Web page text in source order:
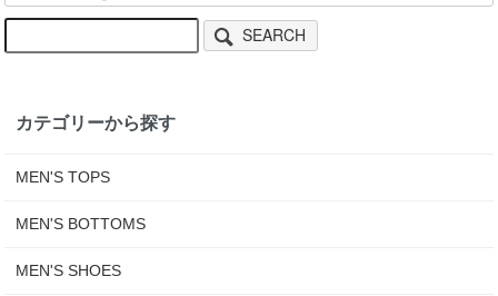
SEARCH
カテゴリーから探す
MEN'S TOPS
MEN'S BOTTOMS
MEN'S SHOES